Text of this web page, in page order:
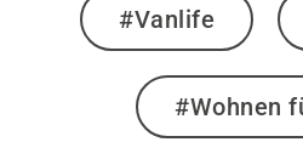
#Vanlife
#Wohnen